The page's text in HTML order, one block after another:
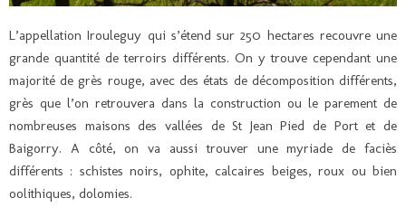
L’appellation Irouleguy qui s’étend sur 250 hectares recouvre une
grande quantité de terroirs différents. On y trouve cependant une
majorité de grès rouge, avec des états de décomposition différents,
grès que l’on retrouvera dans la construction ou le parement de
nombreuses maisons des vallées de St Jean Pied de Port et de
Baigorry. A côté, on va aussi trouver une myriade de faciès
différents : schistes noirs, ophite, calcaires beiges, roux ou bien
oolithiques, dolomies.